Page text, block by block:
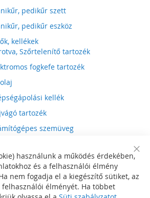
pedikűr szett
pedikűr eszköz
kellékek
Szőrtelenítő tartozék
fogkefe tartozék
kellék
tartozék
szemüveg
kiegészítő
BluRay lejátszó
Bar
használunk a működés érdekében,
és a felhasználói élmény
nem fogadja el a kiegészítő sütiket, az
élményét. Ha többet